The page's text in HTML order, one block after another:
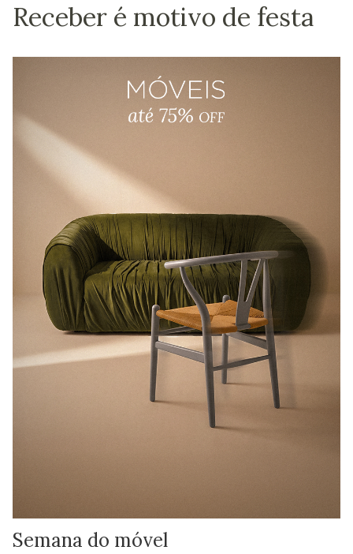
Receber é motivo de festa
Semana do móvel